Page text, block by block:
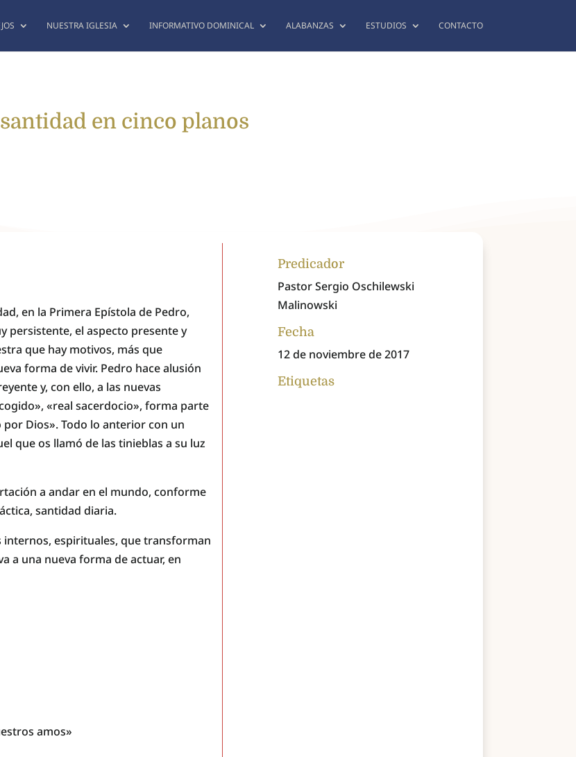
NUESTRA IGLESIA INFORMATIVO DOMINICAL ALABANZAS ESTUDIOS CONTACTO
en cinco planos
en la Primera Epístola de Pedro,
persistente, el aspecto presente y
que hay motivos, más que
forma de vivir. Pedro hace alusión
y, con ello, a las nuevas
«real sacerdocio», forma parte
Dios». Todo lo anterior con un
que os llamó de las tinieblas a su luz
a andar en el mundo, conforme
santidad diaria.
internos, espirituales, que transforman
a una nueva forma de actuar, en
amos»
Predicador
Pastor Sergio Oschilewski
Malinowski
Fecha
12 de noviembre de 2017
Etiquetas